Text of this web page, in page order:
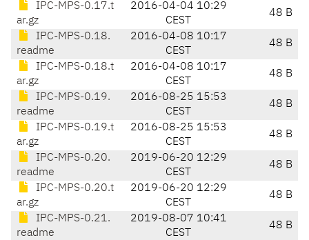
IPC-MPS-0.17.t
ar.gz
2016-04-04 10:29
CEST
48 B
IPC-MPS-0.18.
readme
2016-04-08 10:17
CEST
48 B
IPC-MPS-0.18.t
ar.gz
2016-04-08 10:17
CEST
48 B
IPC-MPS-0.19.
readme
2016-08-25 15:53
CEST
48 B
IPC-MPS-0.19.t
ar.gz
2016-08-25 15:53
CEST
48 B
IPC-MPS-0.20.
readme
2019-06-20 12:29
CEST
48 B
IPC-MPS-0.20.t
ar.gz
2019-06-20 12:29
CEST
48 B
IPC-MPS-0.21.
readme
2019-08-07 10:41
CEST
48 B